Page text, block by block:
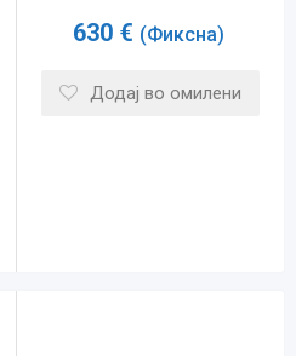
630 € (Фиксна)
Додај во омилени